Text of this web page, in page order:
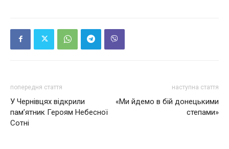
попередня стаття
У Чернівцях відкрили
пам’ятник Героям Небесної
Сотні
наступна стаття
«Ми йдемо в бій донецькими
степами»